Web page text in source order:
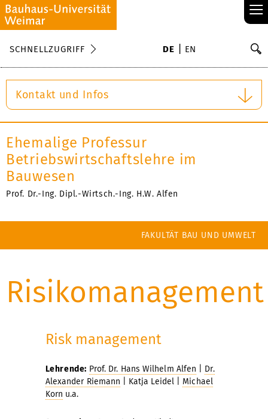
≡
SCHNELLZUGRIFF DE EN
Kontakt und Infos
Ehemalige Professur
Betriebswirtschaftslehre im
Bauwesen
Prof. Dr.-Ing. Dipl.-Wirtsch.-Ing. H.W. Alfen
FAKULTÄT BAU UND UMWELT
Risikomanagement
Risk management
Lehrende: Prof. Dr. Hans Wilhelm Alfen
Dr.
Alexander Riemann | Katja Leidel | Michael
Korn u.a.